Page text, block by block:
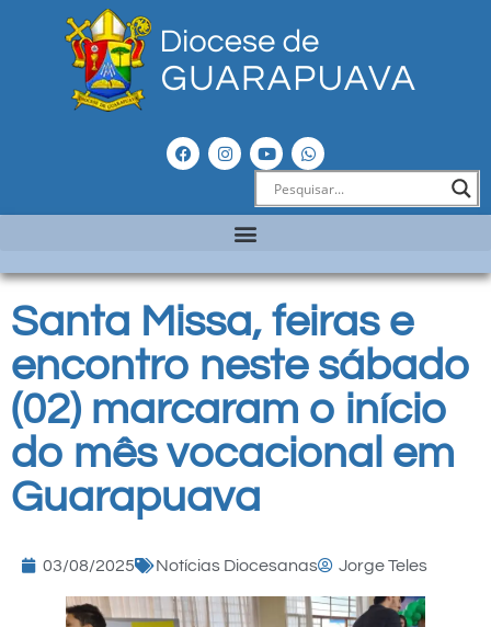
Santa Missa, feiras e
encontro neste sábado
(02) marcaram o início
do mês vocacional em
Guarapuava
03/08/2025 Notícias Diocesanas Jorge Teles